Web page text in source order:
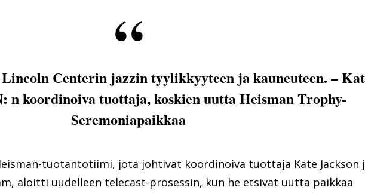
Centerin jazzin tyylikkyyteen ja kauneuteen. –
n koordinoiva tuottaja, koskien uutta Heisman Trophy-
Seremoniapaikkaa
tuotantotiimi, jota johtivat koordinoiva tuottaja Kate Jackson
aloitti uudelleen telecast-prosessin, kun he etsivät uutta paikkaa